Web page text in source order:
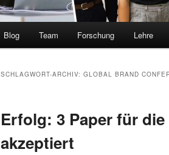
Blog Team Forschung Lehre
SCHLAGWORT-ARCHIV: GLOBAL BRAND
Erfolg: 3 Paper für die
akzeptiert